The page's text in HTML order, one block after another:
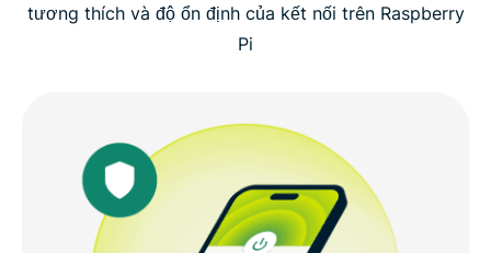
tương thích và độ ổn định của kết nối trên Raspberry
Pi